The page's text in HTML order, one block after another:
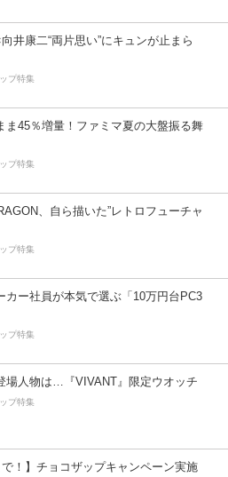
井康二“両片思い”にキュンが止まら
プ特集
ま45％増量！ファミマ夏の大盤振る舞
プ特集
、自ら描いた”レトロフューチャ
プ特集
カー社員が本気で選ぶ「10万円台PC3
プ特集
場人物は…『VIVANT』限定ウオッチ
プ特集
で！】チョコザップキャンペーン実施